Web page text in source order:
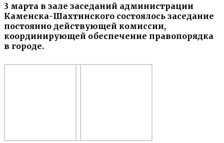
3 марта в зале заседаний администрации
Каменска-Шахтинского состоялось заседание
постоянно действующей комиссии,
координирующей обеспечение правопорядка
в городе.